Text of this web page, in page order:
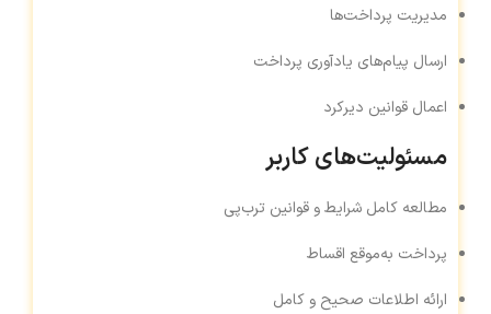
مدیریت پرداخت‌ها
ارسال پیام‌های یادآوری پرداخت
اعمال قوانین دیرکرد
مسئولیت‌های کاربر
مطالعه کامل شرایط و قوانین ترب‌پی
پرداخت به‌موقع اقساط
ارائه اطلاعات صحیح و کامل